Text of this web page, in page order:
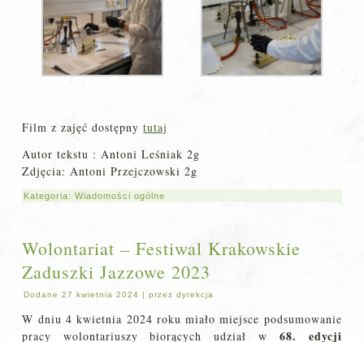
Film z zajęć dostępnytutaj
Autor tekstu : Antoni Leśniak 2g
Zdjęcia: Antoni Przejczowski 2g
Kategoria:Wiadomości ogólne
Wolontariat – Festiwal Krakowskie
Zaduszki Jazzowe 2023
Dodane 27 kwietnia 2024 |przez dyrekcja
W dniu 4 kwietnia 2024 roku miało miejsce podsumowanie
pracy wolontariuszy biorących udział w68. edycji